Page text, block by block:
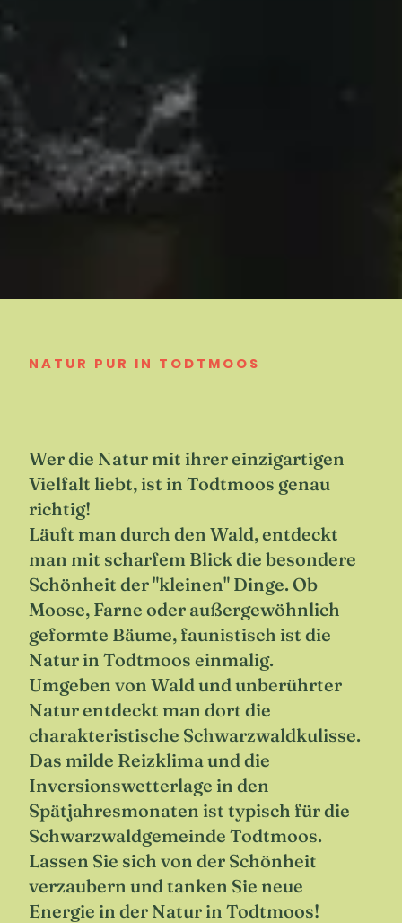
NATUR PUR IN TODTMOOS
Wer die Natur mit ihrer einzigartigen
Vielfalt liebt, ist in Todtmoos genau
richtig!
Läuft man durch den Wald, entdeckt
man mit scharfem Blick die besondere
Schönheit der "kleinen" Dinge. Ob
Moose, Farne oder außergewöhnlich
geformte Bäume, faunistisch ist die
Natur in Todtmoos einmalig.
Umgeben von Wald und unberührter
Natur entdeckt man dort die
charakteristische Schwarzwaldkulisse.
Das milde Reizklima und die
Inversionswetterlage in den
Spätjahresmonaten ist typisch für die
Schwarzwaldgemeinde Todtmoos.
Lassen Sie sich von der Schönheit
verzaubern und tanken Sie neue
Energie in der Natur in Todtmoos!